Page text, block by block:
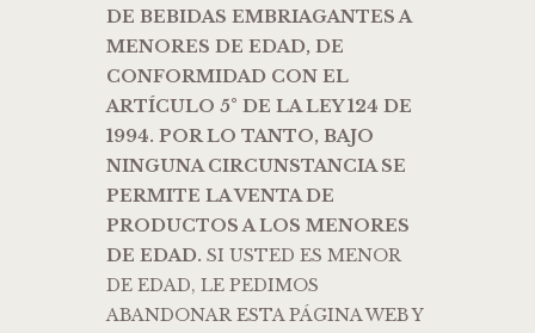
DE BEBIDAS EMBRIAGANTES A
MENORES DE EDAD, DE
CONFORMIDAD CON EL
ARTÍCULO 5° DE LA LEY 124 DE
1994. POR LO TANTO, BAJO
NINGUNA CIRCUNSTANCIA SE
PERMITE LA VENTA DE
PRODUCTOS A LOS MENORES
DE EDAD. SI USTED ES MENOR
DE EDAD, LE PEDIMOS
ABANDONAR ESTA PÁGINA WEB Y